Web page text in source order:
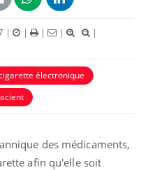
| | | |
|
électronique
des médicaments,
afin qu'elle soit